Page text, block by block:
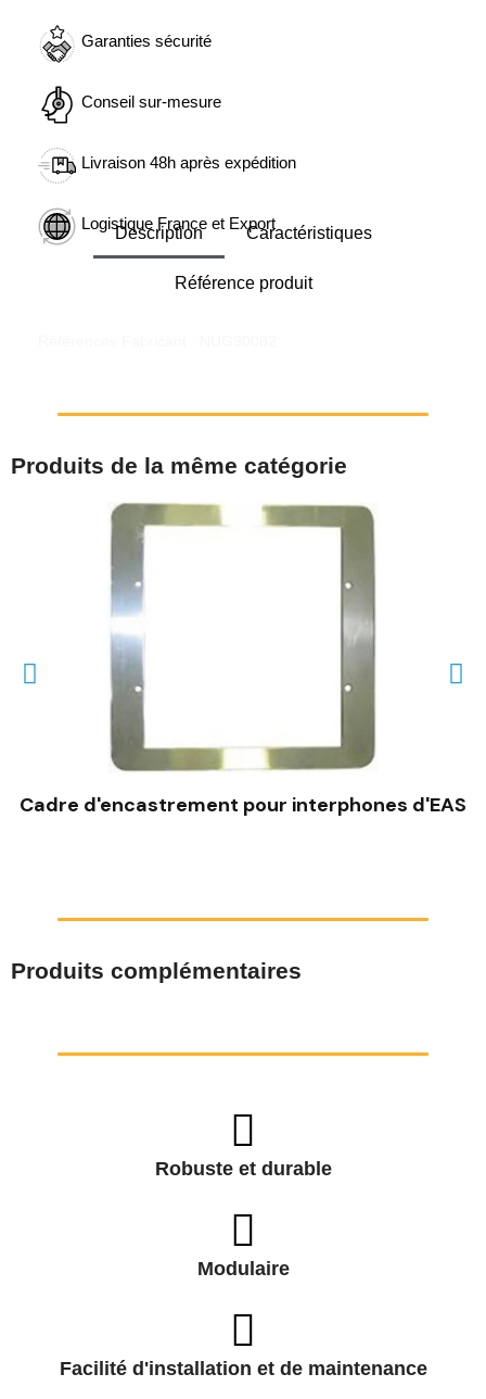
Garanties sécurité
Conseil sur-mesure
Livraison 48h après expédition
Logistique France et Export
Description Caractéristiques
Référence produit
Produits de la même catégorie
Cadre d'encastrement pour interphones d'EAS
Produits complémentaires
Robuste et durable
Modulaire
Facilité d'installation et de maintenance